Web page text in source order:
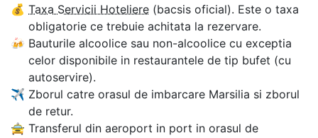
💰 Taxa Servicii Hoteliere (bacsis oficial). Este o taxa
obligatorie ce trebuie achitata la rezervare.
🍻 Bauturile alcoolice sau non-alcoolice cu exceptia
celor disponibile in restaurantele de tip bufet (cu
autoservire).
✈ Zborul catre orasul de imbarcare Marsilia si zborul
de retur.
🚖 Transferul din aeroport in port in orasul de